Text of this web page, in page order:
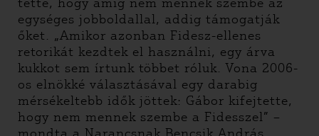
egységes jobboldallal, addig támogatják
őket. „Amikor azonban Fidesz-ellenes
retorikát kezdtek el használni, egy árva
kukkot sem írtunk többet róluk. Vona 2006-
os elnökké választásával egy darabig
mérsékeltebb idők jöttek: Gábor kifejtette,
hogy nem mennek szembe a Fidesszel” –